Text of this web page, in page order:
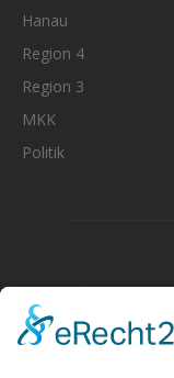
Hanau
Region 4
Region 3
MKK
Politik